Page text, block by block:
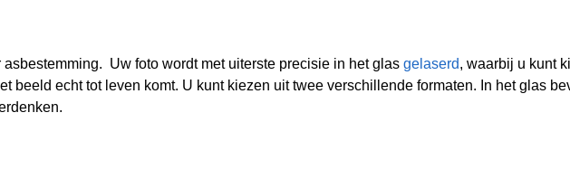
Uw foto wordt met uiterste precisie in het glas gelaserd, waarbij u kunt
beeld echt tot leven komt. U kunt kiezen uit twee verschillende formaten. In het glas